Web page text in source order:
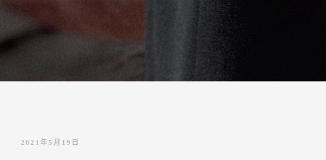
2021年5月19日